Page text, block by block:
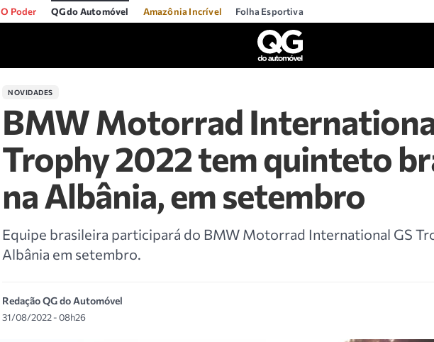
O Poder QG do Automóvel Amazônia Incrível Folha Esportiva
NOVIDADES
BMW Motorrad
Trophy 2022 tem quinteto
na Albânia, em setembro
Equipe brasileira participará do BMW Motorrad International GS
Albânia em setembro.
Redação QG do Automóvel
31/08/2022 - 08h26